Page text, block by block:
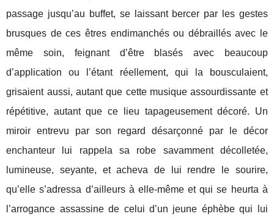
passage jusqu’au buffet, se laissant bercer par les gestes
brusques de ces êtres endimanchés ou débraillés avec le
même soin, feignant d’être blasés avec beaucoup
d’application ou l’étant réellement, qui la bousculaient,
grisaient aussi, autant que cette musique assourdissante et
répétitive, autant que ce lieu tapageusement décoré. Un
miroir entrevu par son regard désarçonné par le décor
enchanteur lui rappela sa robe savamment décolletée,
lumineuse, seyante, et acheva de lui rendre le sourire,
qu’elle s’adressa d’ailleurs à elle-même et qui se heurta à
l’arrogance assassine de celui d’un jeune éphèbe qui lui